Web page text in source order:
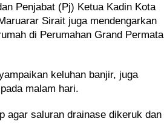
Penjabat (Pj) Ketua Kadin Kota
Sirait juga mendengarkan
di Perumahan Grand Permata
keluhan banjir, juga
malam hari.
agar saluran drainase dikeruk dan